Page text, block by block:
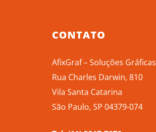
CONTATO
AfixGraf – Soluções Gráficas
Rua Charles Darwin, 810
Vila Santa Catarina
São Paulo, SP 04379-074